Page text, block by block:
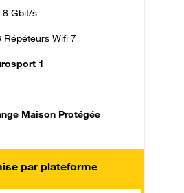
Gbit/s
Répéteurs Wifi 7
1
Maison Protégée
par plateforme